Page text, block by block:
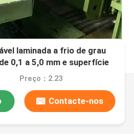
laminada a frio de grau
0,1 a 5,0 mm e superfície
Preço：2.23
Contacte-nos